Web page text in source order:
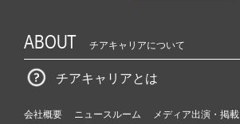
ABOUT チアキャリアについて
チアキャリアとは
会社概要 ニュースルーム
メディア出演・掲載